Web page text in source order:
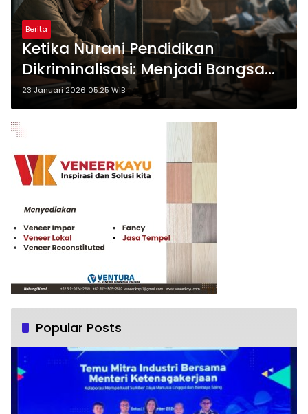
Berita
Ketika Nurani Pendidikan
Dikriminalisasi: Menjadi Bangsa
yang Memahami, Bukan
Menghukum
23 Januari 2026 05:25 WIB
Popular Posts